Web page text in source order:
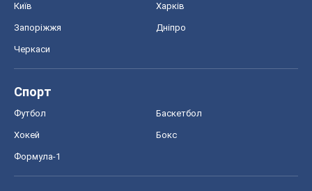
Київ Харків
Запоріжжя Дніпро
Черкаси
Спорт
Футбол Баскетбол
Хокей Бокс
Формула-1